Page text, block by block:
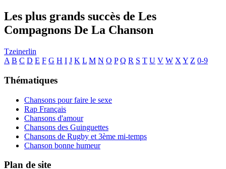
Les plus grands succès de Les
Compagnons De La Chanson
Tzeinerlin
A B C D E F G H I J K L M N O P Q R S T U V W X Y Z 0-9
Thématiques
Chansons pour faire le sexe
Rap Français
Chansons d'amour
Chansons des Guinguettes
Chansons de Rugby et 3ème mi-temps
Chanson bonne humeur
Plan de site